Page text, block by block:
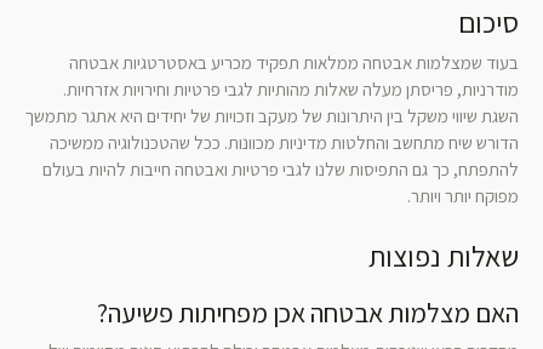
סיכום
בעוד שמצלמות אבטחה ממלאות תפקיד מכריע באסטרטגיות אבטחה
מודרניות, פריסתן מעלה שאלות מהותיות לגבי פרטיות וחירויות אזרחיות.
השגת שיווי משקל בין היתרונות של מעקב וזכויות של יחידים היא אתגר מתמשך
הדורש שיח מתחשב והחלטות מדיניות מכוונות. ככל שהטכנולוגיה ממשיכה
להתפתח, כך גם התפיסות שלנו לגבי פרטיות ואבטחה חייבות להיות בעולם
מפוקח יותר ויותר.
שאלות נפוצות
האם מצלמות אבטחה אכן מפחיתות פשיעה?